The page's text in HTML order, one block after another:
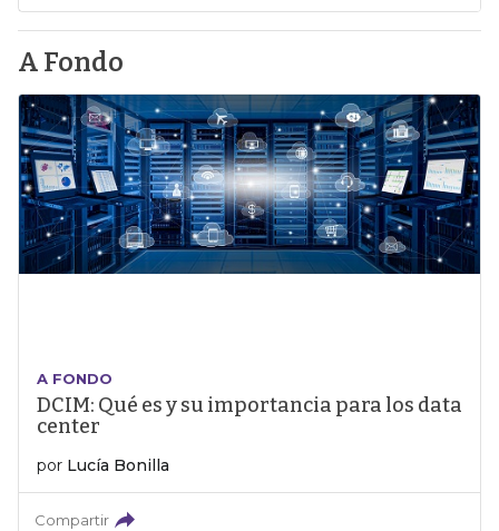
A Fondo
A FONDO
DCIM: Qué es y su importancia para los data
center
por Lucía Bonilla
Compartir